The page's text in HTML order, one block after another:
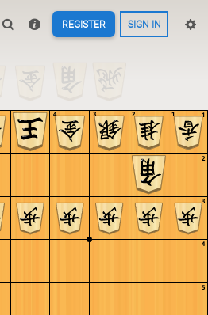
REGISTER SIGN IN
5
4
3
2
1
5 4 3 2 1